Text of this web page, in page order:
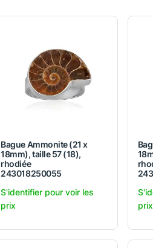
Bague Ammonite (21 x
18mm), taille 57 (18),
rhodiée
243018250055
S'identifier pour voir les
prix
prix